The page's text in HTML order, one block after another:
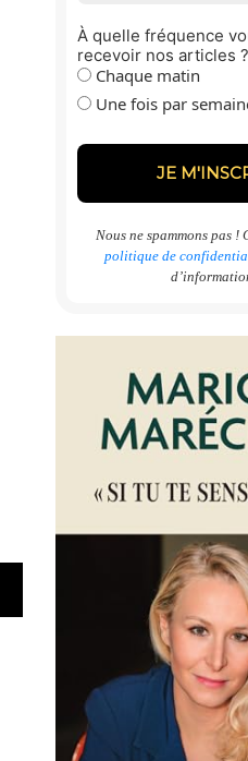
e-mail
À quelle fréquence
recevoir nos articles ?
Chaque matin
Une fois par
Nous ne spammons pas !
politique de